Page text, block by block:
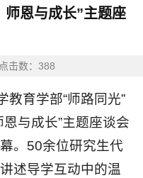
师恩与成长”主题座
击数： 388
教育学部“师路同光”
与成长”主题座谈会
。50余位研究生代
述导学互动中的温